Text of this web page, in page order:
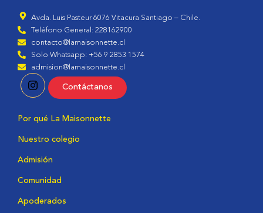
Avda. Luis Pasteur 6076 Vitacura Santiago – Chile.
Teléfono General: 228162900
contacto@lamaisonnette.cl
Solo Whatsapp: +56 9 2853 1574
admision@lamaisonnette.cl
Contáctanos
Por qué La Maisonnette
Nuestro colegio
Admisión
Comunidad
Apoderados